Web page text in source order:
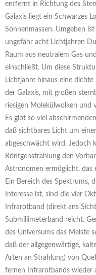
entfernt in Richtung des
Galaxis liegt ein Schwarzes
Sonnenmassen. Umgeben
ungefähr acht Lichtjahren
Raum aus neutralem Gas
einschließt. Um diese
Lichtjahre hinaus eine
der Galaxis, mit großen
riesigen Molekülwolken und
Es gibt so viel
daß sichtbares Licht um
abgeschwächt wird. Jedoch
Röntgenstrahlung den
Astronomen ermöglicht, das
Ein Bereich des Spektrums,
Interesse ist, sind die vier
Infrarotband (direkt ans
Submillimeterband reicht.
des Universums das Meiste
daß der allgegenwärtige,
Arten an Strahlung) von
fernen Infrarotbands wieder